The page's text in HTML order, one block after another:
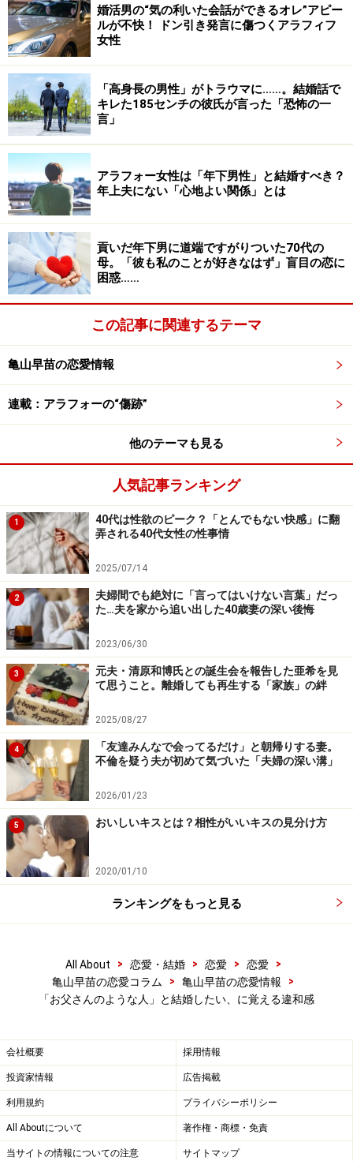
婚活男の“気の利いた会話ができるオレ”アピー
ルが不快！ ドン引き発言に傷つくアラフィフ
女性
「高身長の男性」がトラウマに……。結婚話で
キレた185センチの彼氏が言った「恐怖の一
言」
アラフォー女性は「年下男性」と結婚すべき？
年上夫にない「心地よい関係」とは
貢いだ年下男に道端ですがりついた70代の
母。「彼も私のことが好きなはず」盲目の恋に
困惑……
この記事に関連するテーマ
亀山早苗の恋愛情報
連載：アラフォーの“傷跡”
他のテーマも見る
人気記事ランキング
1
40代は性欲のピーク？「とんでもない快感」に翻
弄される40代女性の性事情
2025/07/14
2
夫婦間でも絶対に「言ってはいけない言葉」だっ
た…夫を家から追い出した40歳妻の深い後悔
2023/06/30
3
元夫・清原和博氏との誕生会を報告した亜希を見
て思うこと。離婚しても再生する「家族」の絆
2025/08/27
4
「友達みんなで会ってるだけ」と朝帰りする妻。
不倫を疑う夫が初めて気づいた「夫婦の深い溝」
2026/01/23
5 おいしいキスとは？相性がいいキスの見分け方
2020/01/10
ランキングをもっと見る
All About > 恋愛・結婚 > 恋愛 > 恋愛
>
亀山早苗の恋愛コラム
> 亀山早苗の恋愛情報
>
「お父さんのような人」と結婚したい、に覚える違和感
会社概要 採用情報
投資家情報 広告掲載
利用規約 プライバシーポリシー
All Aboutについて 著作権・商標・免責
当サイトの情報についての注意 サイトマップ